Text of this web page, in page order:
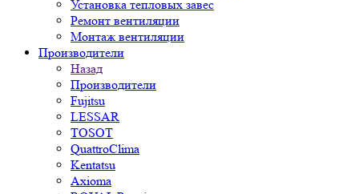
Установка тепловых завес
Ремонт вентиляции
Монтаж вентиляции
Производители
Назад
Производители
Fujitsu
LESSAR
TOSOT
QuattroClima
Kentatsu
Axioma